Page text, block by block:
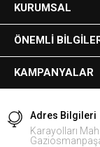
KURUMSAL
ÖNEMLI
KAMPANYALAR
Adres Bilgileri
Karayolları